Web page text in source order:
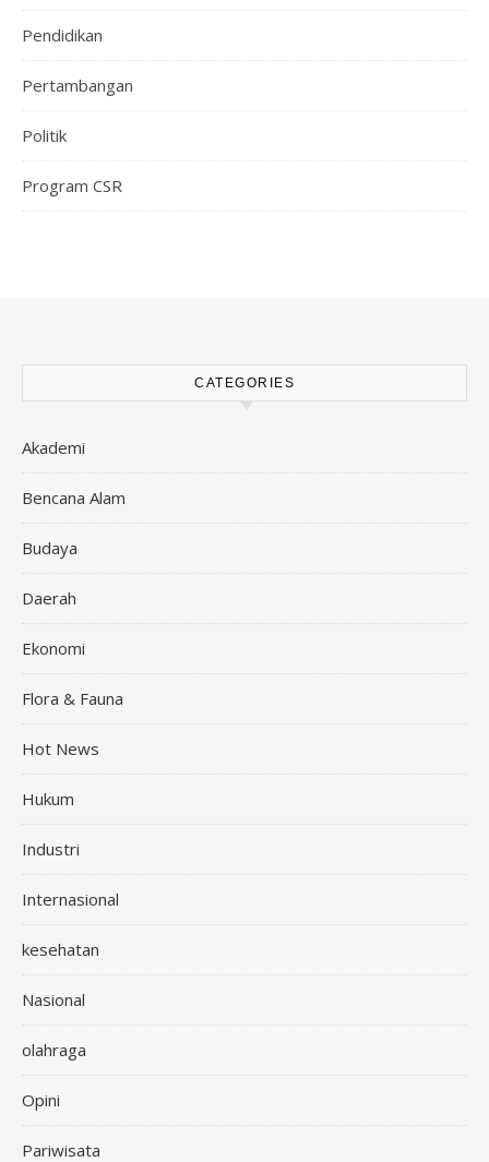
Pendidikan
Pertambangan
Politik
Program CSR
CATEGORIES
Akademi
Bencana Alam
Budaya
Daerah
Ekonomi
Flora & Fauna
Hot News
Hukum
Industri
Internasional
kesehatan
Nasional
olahraga
Opini
Pariwisata